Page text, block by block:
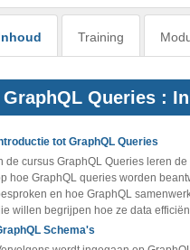
Training
GraphQL Queries :
tot GraphQL Queries
de cursus GraphQL Queries leren
hoe GraphQL queries worden
en hoe GraphQL
willen begrijpen hoe ze data
Schema's